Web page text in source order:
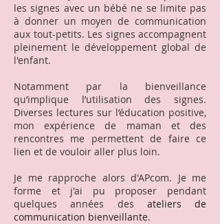
les signes avec un bébé ne se limite pas
à donner un moyen de communication
aux tout-petits. Les signes accompagnent
pleinement le développement global de
l'enfant.
Notamment par la bienveillance
qu’implique l’utilisation des signes.
Diverses lectures sur l’éducation positive,
mon expérience de maman et des
rencontres me permettent de faire ce
lien et de vouloir aller plus loin.
Je me rapproche alors d'APcom. Je me
forme et j'ai pu proposer pendant
quelques années des ateliers de
communication bienveillante.